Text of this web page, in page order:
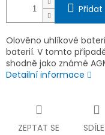
Přidat
Olověno uhlíkové
baterií. V tomto
shodně jako známé
Detailní informace
ZEPTAT SE